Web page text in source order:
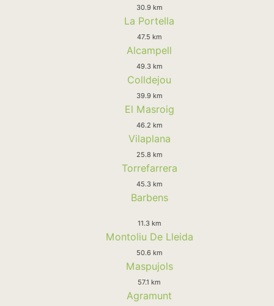
30.9 km
La Portella
47.5 km
Alcampell
49.3 km
Colldejou
39.9 km
El Masroig
46.2 km
Vilaplana
25.8 km
Torrefarrera
45.3 km
Barbens
11.3 km
Montoliu De Lleida
50.6 km
Maspujols
57.1 km
Agramunt